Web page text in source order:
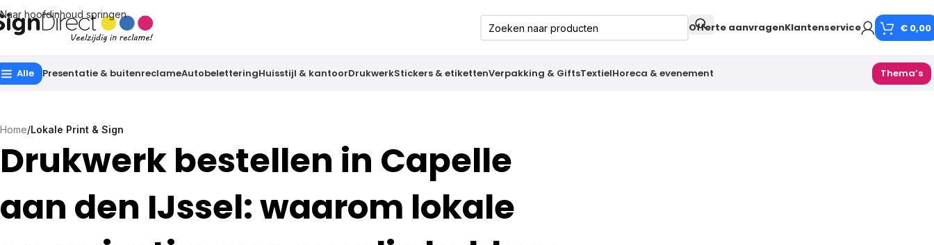
Naar hoofdinhoud springen
Offerte aanvragenKlantenservice € 0,00
Alle Presentatie & buitenreclameAutobeletteringHuisstijl & kantoorDrukwerkStickers & etikettenVerpakking & GiftsTextielHoreca & evenement Thema’s
Home/Lokale Print & Sign
Drukwerk bestellen in Capelle
aan den IJssel: waarom lokale